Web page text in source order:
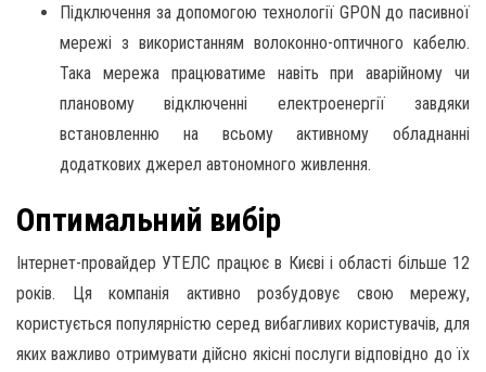
Підключення за допомогою технології GPON до пасивної
мережі з використанням волоконно-оптичного кабелю.
Така мережа працюватиме навіть при аварійному чи
плановому відключенні електроенергії завдяки
встановленню на всьому активному обладнанні
додаткових джерел автономного живлення.
Оптимальний вибір
Інтернет-провайдер УТЕЛС працює в Києві і області більше 12
років. Ця компанія активно розбудовує свою мережу,
користується популярністю серед вибагливих користувачів, для
яких важливо отримувати дійсно якісні послуги відповідно до їх